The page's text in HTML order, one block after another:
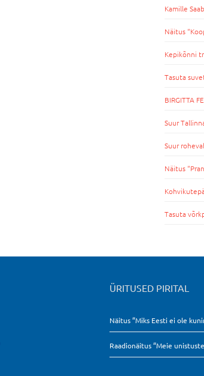
Kamille
Näitus
Kepikõnni
Tasuta
BIRGITTA
Suur
Suur
Näitus
Tasuta
ÜRITUSED PIRITAL
Näitus “Miks Eesti ei ole
Raadionäitus “Meie